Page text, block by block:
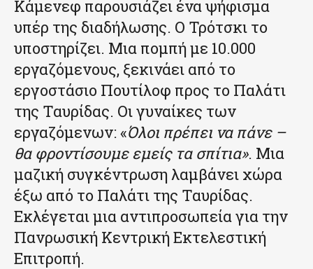
Κάμενεφ παρουσιάζει ένα ψήφισμα
υπέρ της διαδήλωσης. Ο Τρότσκι το
υποστηρίζει. Μια πομπή με 10.000
εργαζόμενους, ξεκινάει από το
εργοστάσιο Πουτίλοφ προς το Παλάτι
της Ταυρίδας. Οι γυναίκες των
εργαζόμενων: «Όλοι πρέπει να πάνε –
θα φροντίσουμε εμείς τα σπίτια». Μια
μαζική συγκέντρωση λαμβάνει χώρα
έξω από το Παλάτι της Ταυρίδας.
Εκλέγεται μια αντιπροσωπεία για την
Πανρωσική Κεντρική Εκτελεστική
Επιτροπή.